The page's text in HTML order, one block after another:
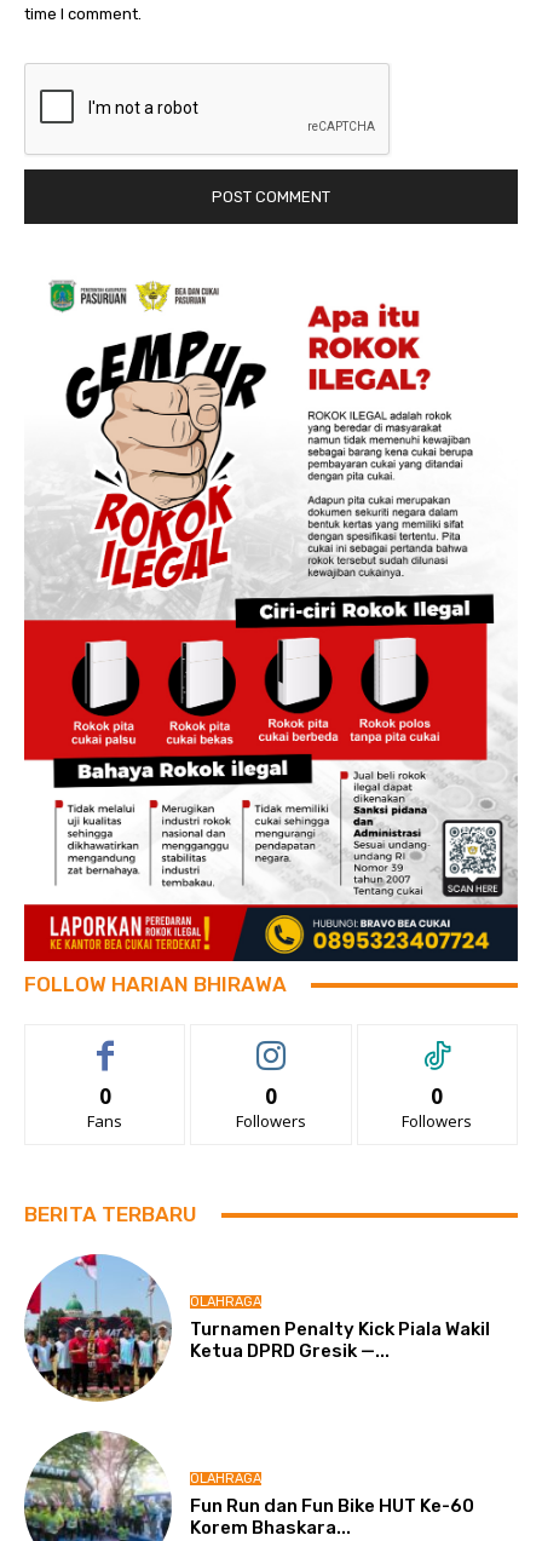
time I comment.
FOLLOW HARIAN BHIRAWA
0
Fans
0
Followers
0
Followers
BERITA TERBARU
OLAHRAGA
Turnamen Penalty Kick Piala Wakil
Ketua DPRD Gresik —...
OLAHRAGA
Fun Run dan Fun Bike HUT Ke-60
Korem Bhaskara...